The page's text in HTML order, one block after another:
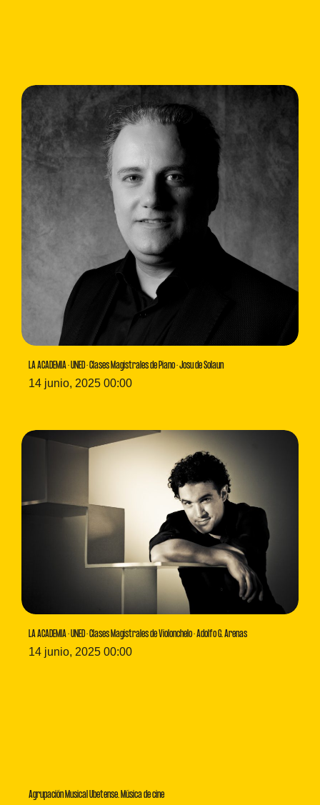
LA ACADEMIA · UNED · Clases Magistrales de Piano · Josu de Solaun
14 junio, 2025 00:00
LA ACADEMIA · UNED · Clases Magistrales de Violonchelo · Adolfo G. Arenas
14 junio, 2025 00:00
Agrupación Musical Ubetense. Música de cine